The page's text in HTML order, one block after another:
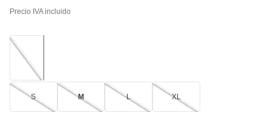
Precio IVA incluido
S M L XL